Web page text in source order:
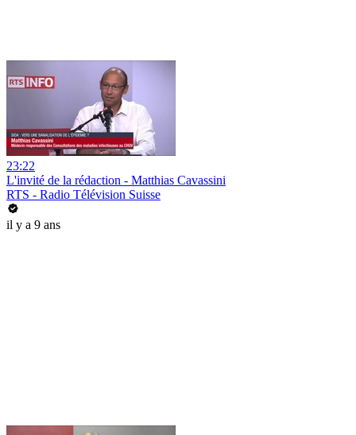
23:22
L'invité de la rédaction - Matthias Cavassini
RTS - Radio Télévision Suisse
il y a 9 ans